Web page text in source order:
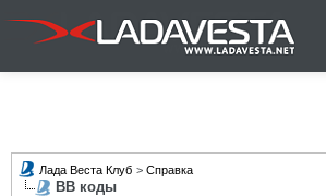
Лада Веста Клуб > Справка
BB коды